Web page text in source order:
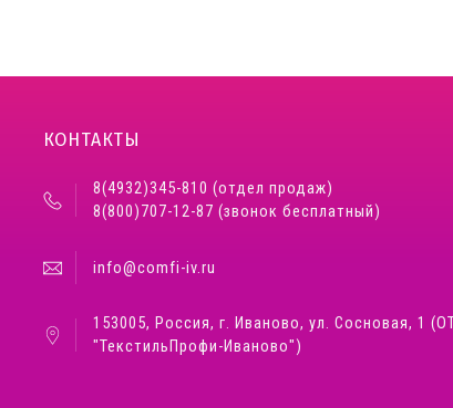
КОНТАКТЫ
8(4932)345-810 (отдел продаж)
8(800)707-12-87 (звонок бесплатный)
info@comfi-iv.ru
153005, Россия, г. Иваново, ул. Сосновая, 1
"ТекстильПрофи-Иваново")